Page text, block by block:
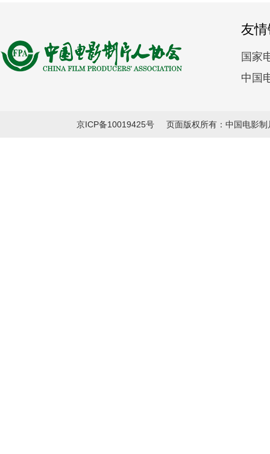
友
国家
中国
京ICP备10019425号 页面版权所有：中国电影